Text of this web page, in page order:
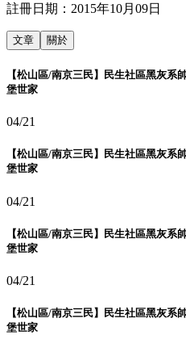
註冊日期： 2015年10月09日
文章 關於
【松山區/南京三民】民生社區黑灰系
堡世家
04/21
【松山區/南京三民】民生社區黑灰系
堡世家
04/21
【松山區/南京三民】民生社區黑灰系
堡世家
04/21
【松山區/南京三民】民生社區黑灰系
堡世家